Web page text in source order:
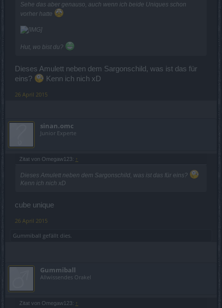
Sehe das aber genauso, auch wenn ich beide Uniques schon
vorher hatte
Hut, wo bist du?
Dieses Amulett neben dem Sargonschild, was ist das für
eins?
Kenn ich nich xD
26 April 2015
sinan.omc
Junior Experte
Zitat von Omegaw123: ↑
Dieses Amulett neben dem Sargonschild, was ist das für eins?
Kenn ich nich xD
cube unique
26 April 2015
Gummiball gefällt dies.
Gummiball
Allwissendes Orakel
Zitat von Omegaw123: ↑